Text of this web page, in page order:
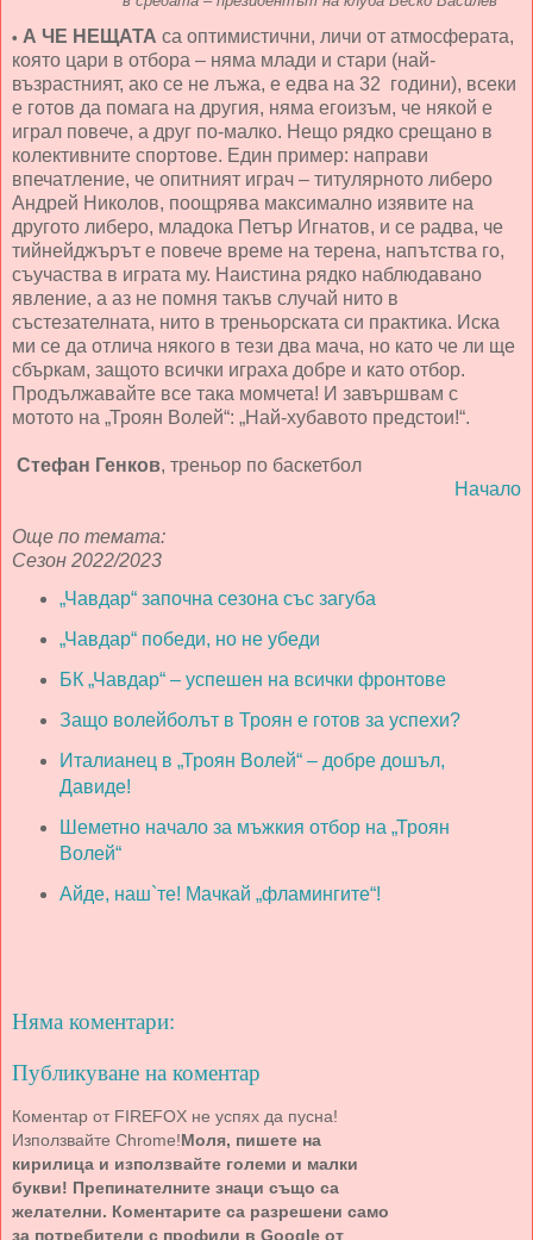
• А ЧЕ НЕЩАТА са оптимистични, личи от атмосферата,
която цари в отбора – няма млади и стари (най-
възрастният, ако се не лъжа, е едва на 32 години), всеки
е готов да помага на другия, няма егоизъм, че някой е
играл повече, а друг по-малко. Нещо рядко срещано в
колективните спортове. Един пример: направи
впечатление, че опитният играч – титулярното либеро
Андрей Николов, поощрява максимално изявите на
другото либеро, младока Петър Игнатов, и се радва, че
тийнейджърът е повече време на терена, напътства го,
съучаства в играта му. Наистина рядко наблюдавано
явление, а аз не помня такъв случай нито в
състезателната, нито в треньорската си практика. Иска
ми се да отлича някого в тези два мача, но като че ли ще
сбъркам, защото всички играха добре и като отбор.
Продължавайте все така момчета! И завършвам с
мотото на „Троян Волей“: „Най-хубавото предстои!“.
Стефан Генков, треньор по баскетбол
Начало
Още по темата:
Сезон 2022/2023
„Чавдар“ започна сезона със загуба
„Чавдар“ победи, но не убеди
БК „Чавдар“ – успешен на всички фронтове
Защо волейболът в Троян е готов за успехи?
Италианец в „Троян Волей“ – добре дошъл,
Давиде!
Шеметно начало за мъжкия отбор на „Троян
Волей“
Айде, наш`те! Мачкай „фламингите“!
Няма коментари:
Публикуване на коментар
Коментар от FIREFOX не успях да пусна!
Използвайте Chrome!Моля, пишете на
кирилица и използвайте големи и малки
букви! Препинателните знаци също са
желателни. Коментарите са разрешени само
за потребители с профили в Google от